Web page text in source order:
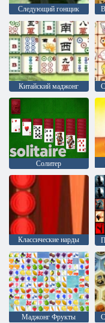
Следующий гонщик
Китайский маджонг
Солитер
Классические нарды
Маджонг Фрукты